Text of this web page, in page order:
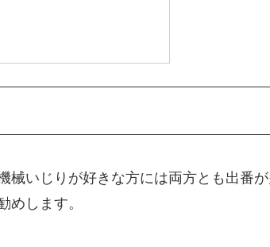
いじりが好きな方には両方とも出番が
めします。